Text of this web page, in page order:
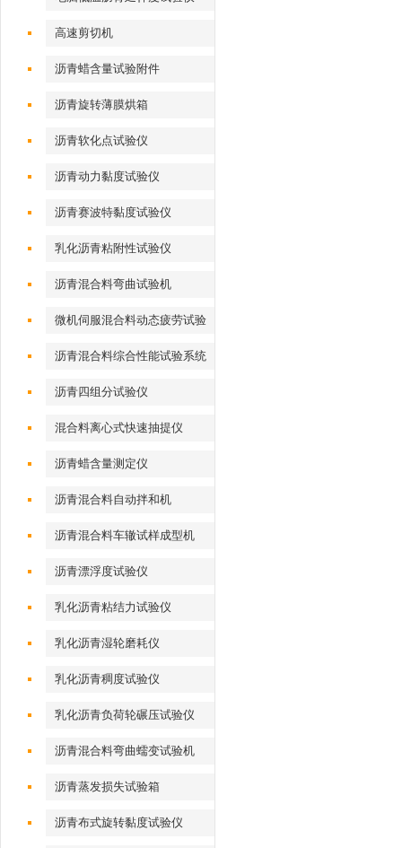
高速剪切机
沥青蜡含量试验附件
沥青旋转薄膜烘箱
沥青软化点试验仪
沥青动力黏度试验仪
沥青赛波特黏度试验仪
乳化沥青粘附性试验仪
沥青混合料弯曲试验机
微机伺服混合料动态疲劳试验
机
沥青混合料综合性能试验系统
沥青四组分试验仪
混合料离心式快速抽提仪
沥青蜡含量测定仪
沥青混合料自动拌和机
沥青混合料车辙试样成型机
（气动标准）
沥青漂浮度试验仪
乳化沥青粘结力试验仪
乳化沥青湿轮磨耗仪
乳化沥青稠度试验仪
乳化沥青负荷轮碾压试验仪
沥青混合料弯曲蠕变试验机
沥青蒸发损失试验箱
沥青布式旋转黏度试验仪